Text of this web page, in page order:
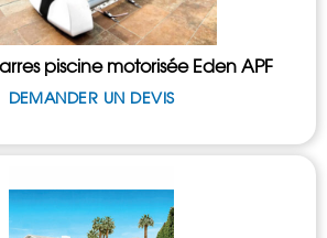
piscine motorisée Eden APF
DEMANDER UN DEVIS